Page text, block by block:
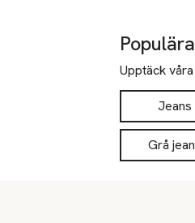
Upptäck
Grå